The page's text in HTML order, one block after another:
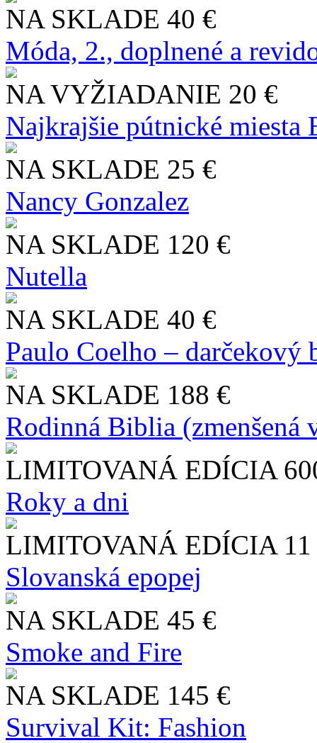
NA SKLADE 40 €
Móda, 2., doplnené a
NA VYŽIADANIE 20 €
Najkrajšie pútnické miesta
NA SKLADE 25 €
Nancy Gonzalez
NA SKLADE 120 €
Nutella
NA SKLADE 40 €
Paulo Coelho – darčekový
NA SKLADE 188 €
Rodinná Biblia (zmenšená
LIMITOVANÁ EDÍCIA
Roky a dni
LIMITOVANÁ EDÍCIA
Slo​vanská epopej
NA SKLADE 45 €
Smoke and Fire
NA SKLADE 145 €
Survival Kit: Fashion